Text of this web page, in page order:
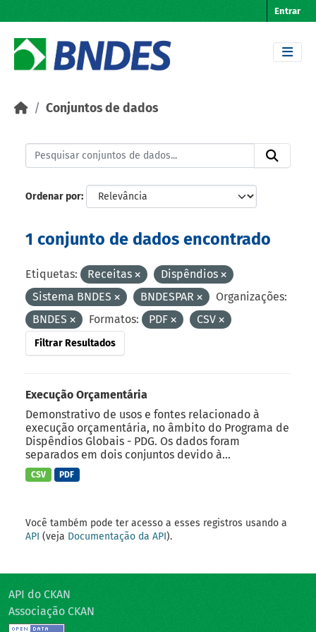
Entrar
Conjuntos de dados
Ordenar por
1 conjunto de dados encontrado
Etiquetas: Receitas
Dispêndios
Sistema BNDES
BNDESPAR
Organizações:
BNDES
Formatos: PDF CSV
Filtrar Resultados
Execução Orçamentária
Demonstrativo de usos e fontes relacionado à
execução orçamentária, no âmbito do Programa de
Dispêndios Globais - PDG. Os dados foram
separados em dois conjuntos devido à...
CSV PDF
Você também pode ter acesso a esses registros usando a
API (veja Documentação da API).
API do CKAN
Associação CKAN